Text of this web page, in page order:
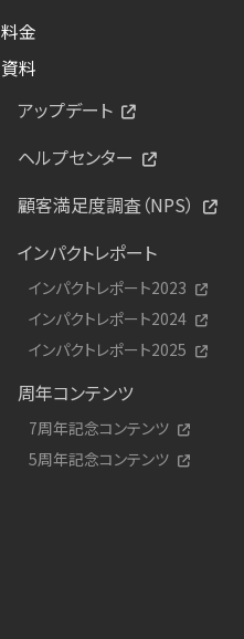
料金
資料
アップデート
ヘルプセンター
顧客満足度調査（NPS）
インパクトレポート
インパクトレポート2023
インパクトレポート2024
インパクトレポート2025
周年コンテンツ
7周年記念コンテンツ
5周年記念コンテンツ